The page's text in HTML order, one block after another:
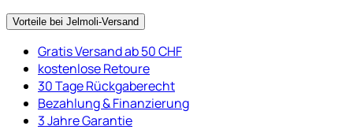
Vorteile bei Jelmoli-Versand
Gratis Versand ab 50 CHF
kostenlose Retoure
30 Tage Rückgaberecht
Bezahlung & Finanzierung
3 Jahre Garantie